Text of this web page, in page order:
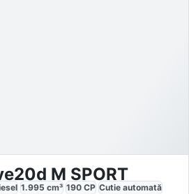
M SPORT
1.995 cm³ 190 CP Cutie automată